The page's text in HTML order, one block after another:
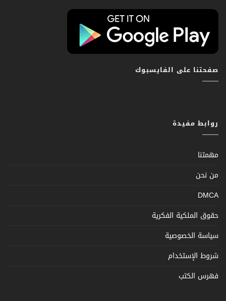
صفحتنا على الفايسبوك
روابط مفيدة
مهمتنا
من نحن
DMCA
حقوق الملكية الفكرية
سياسة الخصوصية
شروط الإستخدام
فهرس الكتب